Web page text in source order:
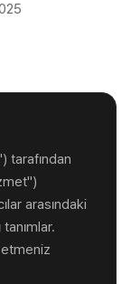
tarafından
arasındaki